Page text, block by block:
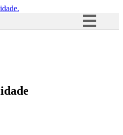
Acesso à informação